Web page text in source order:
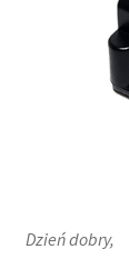
Dzień dobry,